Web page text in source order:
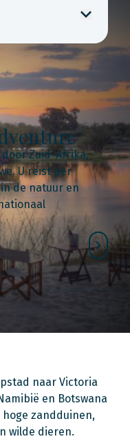
Zuid-Afrika,
U reist per
de natuur en
naar Victoria
en Botswana
zandduinen,
wilde dieren.